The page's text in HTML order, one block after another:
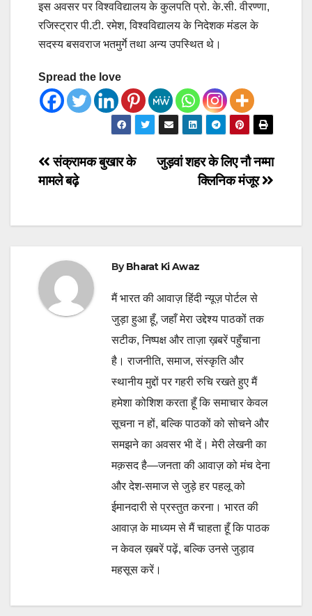
इस अवसर पर विश्वविद्यालय के कुलपति प्रो. के.सी. वीरण्णा,
रजिस्ट्रार पी.टी. रमेश, विश्वविद्यालय के निदेशक मंडल के
सदस्य बसवराज भतमुर्गे तथा अन्य उपस्थित थे।
Spread the love
Post
navigation
जुड़वां शहर के लिए नौ नम्मा
क्लिनिक मंजूर
संक्रामक बुखार के
मामले बढ़े
ByBharat Ki Awaz
मैं भारत की आवाज़ हिंदी न्यूज़ पोर्टल से
जुड़ा हुआ हूँ, जहाँ मेरा उद्देश्य पाठकों तक
सटीक, निष्पक्ष और ताज़ा ख़बरें पहुँचाना
है। राजनीति, समाज, संस्कृति और
स्थानीय मुद्दों पर गहरी रुचि रखते हुए मैं
हमेशा कोशिश करता हूँ कि समाचार केवल
सूचना न हों, बल्कि पाठकों को सोचने और
समझने का अवसर भी दें। मेरी लेखनी का
मक़सद है—जनता की आवाज़ को मंच देना
और देश-समाज से जुड़े हर पहलू को
ईमानदारी से प्रस्तुत करना। भारत की
आवाज़ के माध्यम से मैं चाहता हूँ कि पाठक
न केवल ख़बरें पढ़ें, बल्कि उनसे जुड़ाव
महसूस करें।